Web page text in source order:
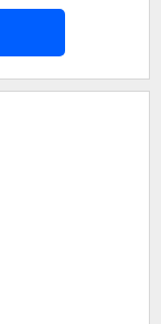
as
o